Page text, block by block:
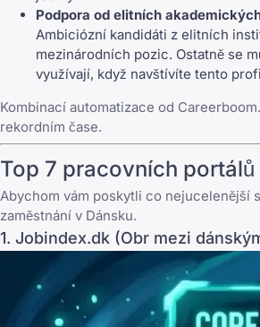
Podpora od elitních
Ambiciózní kandidáti z elitních
mezinárodních pozic. Ostatně se
využívají, když navštívíte tento
Kombinací automatizace od
rekordním čase.
Top 7 pracovních
Abychom vám poskytli co nejucelenější
zaměstnání v Dánsku.
1. Jobindex.dk (Obr mezi